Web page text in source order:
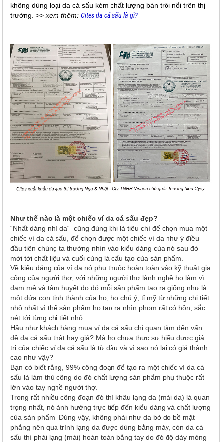
không dùng loại da cá sấu kém chất lượng bán trôi nổi trên thị
trường. >> xem thêm: Cites da cá sấu là gì?
Như thế nào là một chiếc ví da cá sấu đẹp?
“Nhất dáng nhì da“ cũng đúng khi là tiêu chí để chọn mua một
chiếc ví da cá sấu, để chọn được một chiếc ví da như ý điều
đầu tiên chúng ta thường nhìn vào kiểu dáng của nó sau đó
mới tới chất liệu và cuối cùng là cấu tạo của sản phẩm.
Về kiểu dáng của ví da nó phụ thuộc hoàn toàn vào kỹ thuật gia
công của người thợ, với những người thợ lành nghề họ làm vì
đam mê và tâm huyết do đó mỗi sản phẩm tạo ra giống như là
một đứa con tinh thành của họ, họ chú ý, tỉ mỹ từ những chi tiết
nhỏ nhất vì thế sản phẩm họ tạo ra nhìn phom rất có hồn, sắc
nét tới từng chi tiết nhỏ.
Hầu như khách hàng mua ví da cá sấu chỉ quan tâm đến vấn
đề da cá sấu thật hay giả? Mà họ chưa thực sự hiểu được giá
trị của chiếc ví da cá sấu là từ đâu và vì sao nó lại có giá thành
cao như vậy?
Bạn có biết rằng, 99% công đoạn để tạo ra một chiếc ví da cá
sấu là làm thủ công do đó chất lượng sản phẩm phụ thuộc rất
lớn vào tay nghề người thợ.
Trong rất nhiều công đoạn đó thì khâu lạng da (mài da) là quan
trọng nhất, nó ảnh hưởng trực tiếp đến kiểu dáng và chất lượng
của sản phẩm. Đúng vậy, không phải như da bò do bề mặt
phẳng nên quá trình lạng da được dùng bằng máy, còn da cá
sấu thì phải lạng (mài) hoàn toàn bằng tay do đó độ dày mỏng